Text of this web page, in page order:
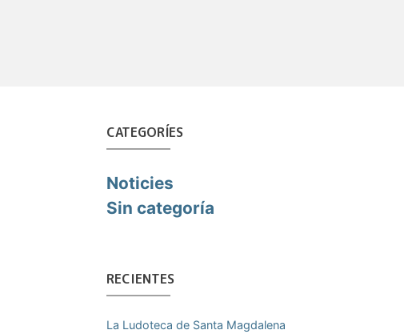
CATEGORÍES
Noticies
Sin categoría
RECIENTES
La Ludoteca de Santa Magdalena